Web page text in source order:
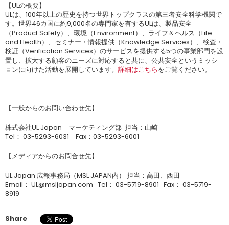
【ULの概要】
ULは、100年以上の歴史を持つ世界トップクラスの第三者安全科学機関で
す。世界46カ国に約9,000名の専門家を有するULは、製品安全
（Product Safety）、環境（Environment）、ライフ＆ヘルス（Life
and Health）、セミナー・情報提供（Knowledge Services）、検査・
検証（Verification Services）のサービスを提供する5つの事業部門を設
置し、拡大する顧客のニーズに対応すると共に、公共安全というミッシ
ョンに向けた活動を展開しています。 詳細はこちらをご覧ください。
—————————————-
【一般からのお問い合わせ先】
株式会社UL Japan マーケティング部 担当：山崎
Tel： 03-5293-6031 Fax：03-5293-6001
【メディアからのお問合せ先】
UL Japan 広報事務局（MSL JAPAN内） 担当：高田、西田
Email： UL@msljapan.com Tel： 03-5719-8901 Fax： 03-5719-
8919
Share